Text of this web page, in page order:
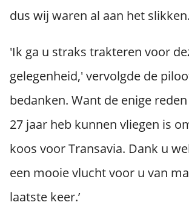
dus wij waren al aan het slikken.
'Ik ga u straks trakteren voor
gelegenheid,' vervolgde de
bedanken. Want de enige
27 jaar heb kunnen vliegen is
koos voor Transavia. Dank u
een mooie vlucht voor u van
laatste keer.’